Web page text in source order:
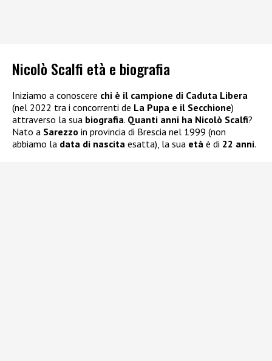
Nicolò Scalfi età e biografia
Iniziamo a conoscere chi è il campione di Caduta Libera
(nel 2022 tra i concorrenti de La Pupa e il Secchione)
attraverso la sua biografia. Quanti anni ha Nicolò Scalfi?
Nato a Sarezzo in provincia di Brescia nel 1999 (non
abbiamo la data di nascita esatta), la sua età è di 22 anni.